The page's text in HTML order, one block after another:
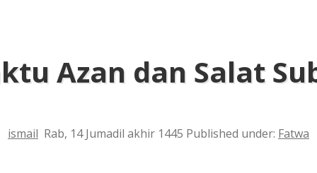
Azan dan Salat
ismail Rab, 14 Jumadil akhir 1445 Published under: Fatwa